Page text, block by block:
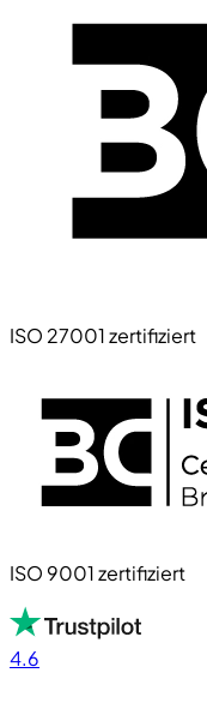
ISO 27001 zertifiziert
ISO 9001 zertifiziert
4.6